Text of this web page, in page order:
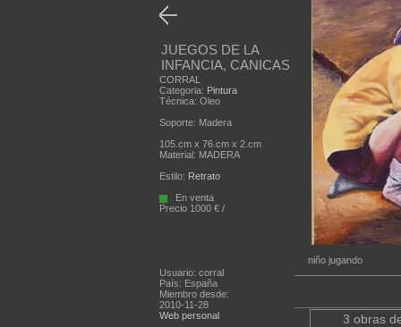
JUEGOS DE LA
INFANCIA, CANICAS
CORRAL
Categoria: Pintura
Técnica: Oleo
Soporte: Madera
105.cm x 76.cm x 2.cm
Material: MADERA
Estilo: Retrato
En venta
Precio 1000 € /
Usuario: corral
País: España
Miembro desde:
2010-11-28
Web personal
niño jugando
3 obras